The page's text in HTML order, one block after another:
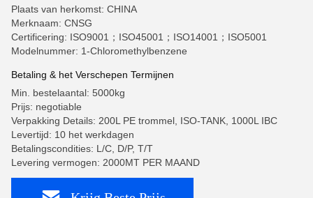
Plaats van herkomst: CHINA
Merknaam: CNSG
Certificering: ISO9001；ISO45001；ISO14001；ISO5001
Modelnummer: 1-Chloromethylbenzene
Betaling & het Verschepen Termijnen
Min. bestelaantal: 5000kg
Prijs: negotiable
Verpakking Details: 200L PE trommel, ISO-TANK, 1000L IBC
Levertijd: 10 het werkdagen
Betalingscondities: L/C, D/P, T/T
Levering vermogen: 2000MT PER MAAND